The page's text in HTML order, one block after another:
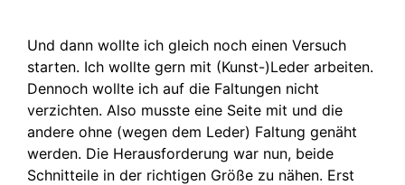
Und dann wollte ich gleich noch einen Versuch
starten. Ich wollte gern mit (Kunst-)Leder arbeiten.
Dennoch wollte ich auf die Faltungen nicht
verzichten. Also musste eine Seite mit und die
andere ohne (wegen dem Leder) Faltung genäht
werden. Die Herausforderung war nun, beide
Schnitteile in der richtigen Größe zu nähen. Erst